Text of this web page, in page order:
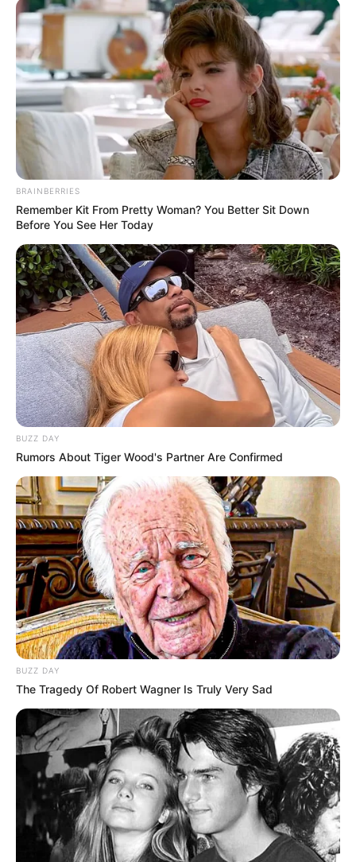
BRAINBERRIES
Remember Kit From Pretty Woman? You Better Sit Down
Before You See Her Today
BUZZ DAY
Rumors About Tiger Wood's Partner Are Confirmed
BUZZ DAY
The Tragedy Of Robert Wagner Is Truly Very Sad